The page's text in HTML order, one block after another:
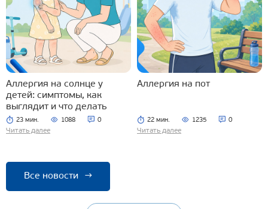
Аллергия на солнце у
детей: симптомы, как
выглядит и что делать
23 мин. 1088 0
Читать далее
Аллергия на пот
22 мин. 1235 0
Читать далее
Все новости →